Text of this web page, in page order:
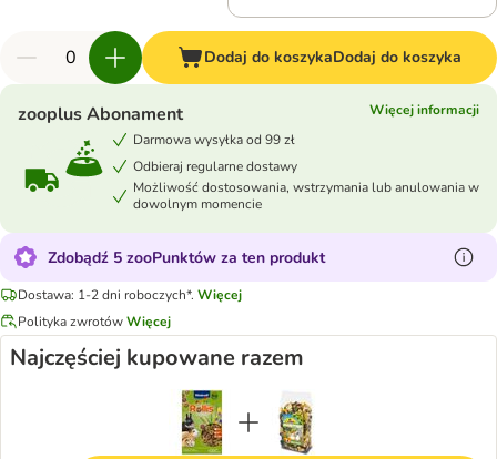
Dodaj do koszykaDodaj do koszyka
zooplus Abonament
Więcej informacji
Darmowa wysyłka od 99 zł
Odbieraj regularne dostawy
Możliwość dostosowania, wstrzymania lub anulowania w
dowolnym momencie
Zdobądź 5 zooPunktów za ten produkt
Dostawa: 1-2 dni roboczych*. Więcej
Polityka zwrotówWięcej
Najczęściej kupowane razem